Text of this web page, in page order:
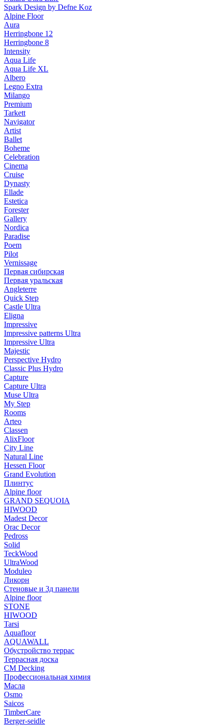
Spark Design by Defne Koz
Alpine Floor
Aura
Herringbone 12
Herringbone 8
Intensity
Aqua Life
Aqua Life XL
Albero
Legno Extra
Milango
Premium
Tarkett
Navigator
Artist
Ballet
Boheme
Celebration
Cinema
Cruise
Dynasty
Ellade
Estetica
Forester
Gallery
Nordica
Paradise
Poem
Pilot
Vernissage
Первая сибирская
Первая уральская
Angleterre
Quick Step
Castle Ultra
Eligna
Impressive
Impressive patterns Ultra
Impressive Ultra
Majestic
Perspective Hydro
Classic Plus Hydro
Capture
Capture Ultra
Muse Ultra
My Step
Rooms
Arteo
Classen
AlixFloor
City Line
Natural Line
Hessen Floor
Grand Evolution
Плинтус
Alpine floor
GRAND SEQUOIA
HIWOOD
Madest Decor
Orac Decor
Pedross
Solid
TeckWood
UltraWood
Moduleo
Ликорн
Стеновые и 3д панели
Alpine floor
STONE
HIWOOD
Tarsi
Aquafloor
AQUAWALL
Обустройство террас
Террасная доска
CM Decking
Профессиональная химия
Масла
Osmo
Saicos
TimberCare
Berger-seidle